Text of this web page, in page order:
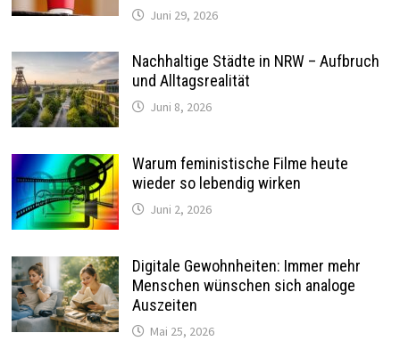
Juni 29, 2026
Nachhaltige Städte in NRW – Aufbruch
und Alltagsrealität
Juni 8, 2026
Warum feministische Filme heute
wieder so lebendig wirken
Juni 2, 2026
Digitale Gewohnheiten: Immer mehr
Menschen wünschen sich analoge
Auszeiten
Mai 25, 2026